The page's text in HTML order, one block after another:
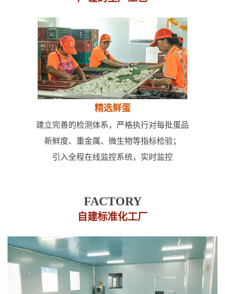
精选鲜蛋
建立完善的检测体系，严格执行对每批蛋品
新鲜度、重金属、微生物等指标检验；
引入全程在线监控系统，实时监控
FACTORY
自建标准化工厂